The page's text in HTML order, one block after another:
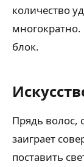
количество
многократно.
блок.
Прядь волос,
заиграет
поставить